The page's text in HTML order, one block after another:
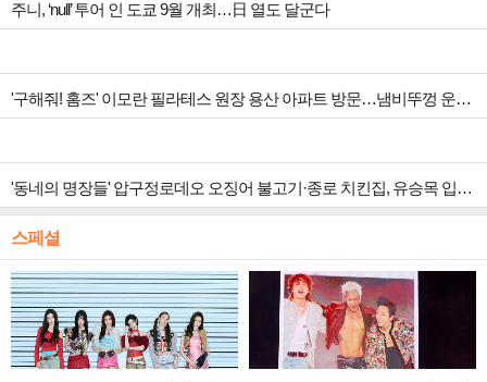
주니, ‘null’ 투어 인 도쿄 9월 개최…日 열도 달군다
'구해줘! 홈즈' 이모란 필라테스 원장 용산 아파트 방문…냄비뚜껑 운동법 소개
'동네의 명장들' 압구정로데오 오징어 불고기·종로 치킨집, 유승목 입맛 저격
스페셜